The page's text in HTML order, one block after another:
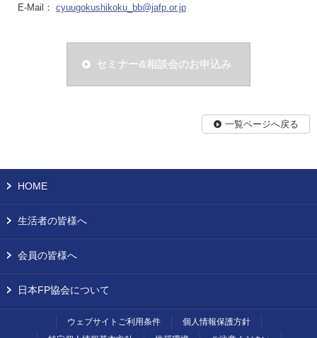
E-Mail： cyuugokushikoku_bb@jafp.or.jp
セミナー&相談会のお申込み
一覧ページへ戻る
HOME
生活者の皆様へ
会員の皆様へ
日本FP協会について
ウェブサイトご利用条件
個人情報保護方針